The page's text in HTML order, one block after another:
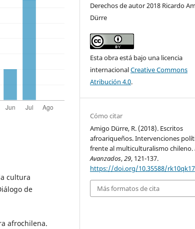
cultura
de
afrochilena.
Derechos de autor 2018 Ricardo
Dürre
Esta obra está bajo una licencia
internacionalCreative Commons
Atribución 4.0.
Cómo citar
Amigo Dürre, R. (2018). Escritos
afroariqueños. Intervenciones
frente al multiculturalismo chileno.
Avanzados,29, 121-137.
https://doi.org/10.35588/rk10qk17
Más formatos de cita